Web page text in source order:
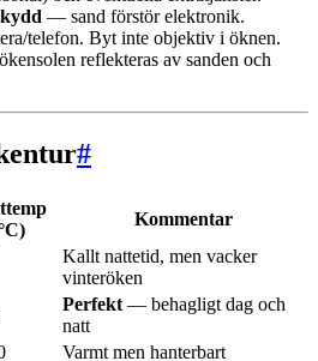
— sand förstör elektronik.
telefon. Byt inte objektiv i öknen.
reflekteras av sanden och
#
Kommentar
Kallt nattetid, men vacker
vinteröken
Perfekt — behagligt dag och
natt
Varmt men hanterbart